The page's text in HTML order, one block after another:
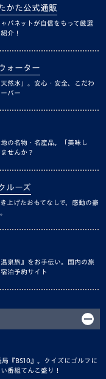
かた公式通販
パネットが自信をもって厳選
介！
ォーター
然水」。安心・安全、こだわ
バー
の名物・名産品。「美味し
せんか？
ルーズ
上げたおもてなしで、感動の豪
泉旅』をお手伝い。国内の旅
泊予約サイト
『BS10』。クイズにゴルフに
番組てんこ盛り！